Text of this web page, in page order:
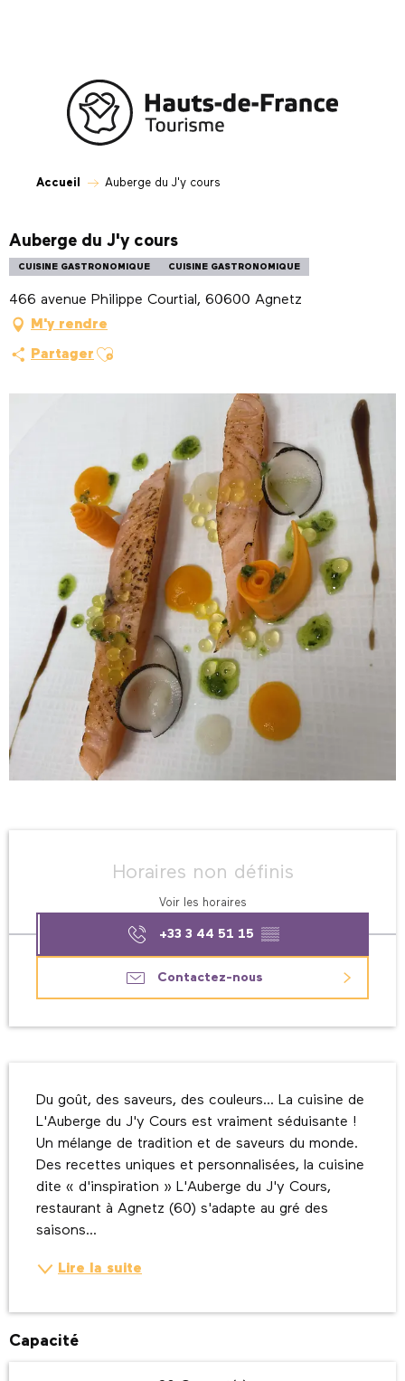
Accueil Auberge du J'y cours
Auberge du J'y cours
CUISINE GASTRONOMIQUE CUISINE GASTRONOMIQUE
466 avenue Philippe Courtial, 60600 Agnetz
M'y rendre
Partager Ajouter aux favoris
Horaires non définis
Voir les horaires
+33 3 44 51 15 ▒▒
Contactez-nous
Du goût, des saveurs, des couleurs... La cuisine de
L'Auberge du J'y Cours est vraiment séduisante !
Un mélange de tradition et de saveurs du monde.
Des recettes uniques et personnalisées, la cuisine
dite « d'inspiration » L'Auberge du J'y Cours,
restaurant à Agnetz (60) s'adapte au gré des
saisons...
Lire la suite
Capacité